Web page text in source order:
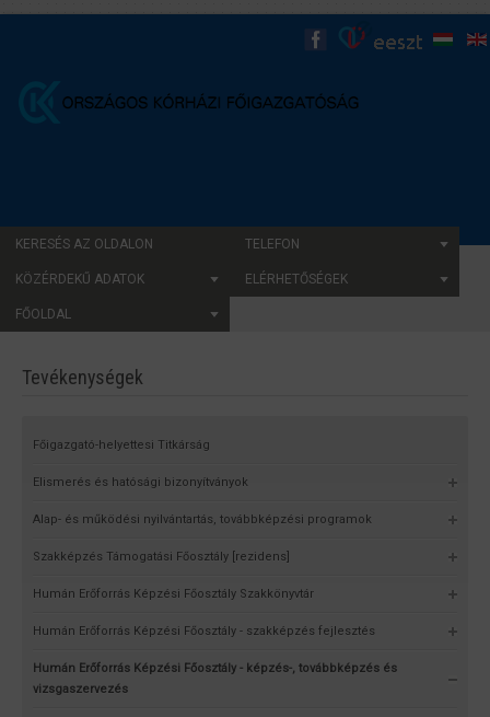
KERESÉS AZ OLDALON TELEFON
KÖZÉRDEKŰ ADATOK ELÉRHETŐSÉGEK
FŐOLDAL
Tevékenységek
Főigazgató-helyettesi Titkárság
Elismerés és hatósági bizonyítványok
Alap- és működési nyilvántartás, továbbképzési programok
Szakképzés Támogatási Főosztály [rezidens]
Humán Erőforrás Képzési Főosztály Szakkönyvtár
Humán Erőforrás Képzési Főosztály - szakképzés fejlesztés
Humán Erőforrás Képzési Főosztály - képzés-, továbbképzés és
vizsgaszervezés